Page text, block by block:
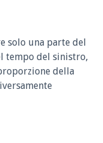
solo una parte del
tempo del sinistro,
della